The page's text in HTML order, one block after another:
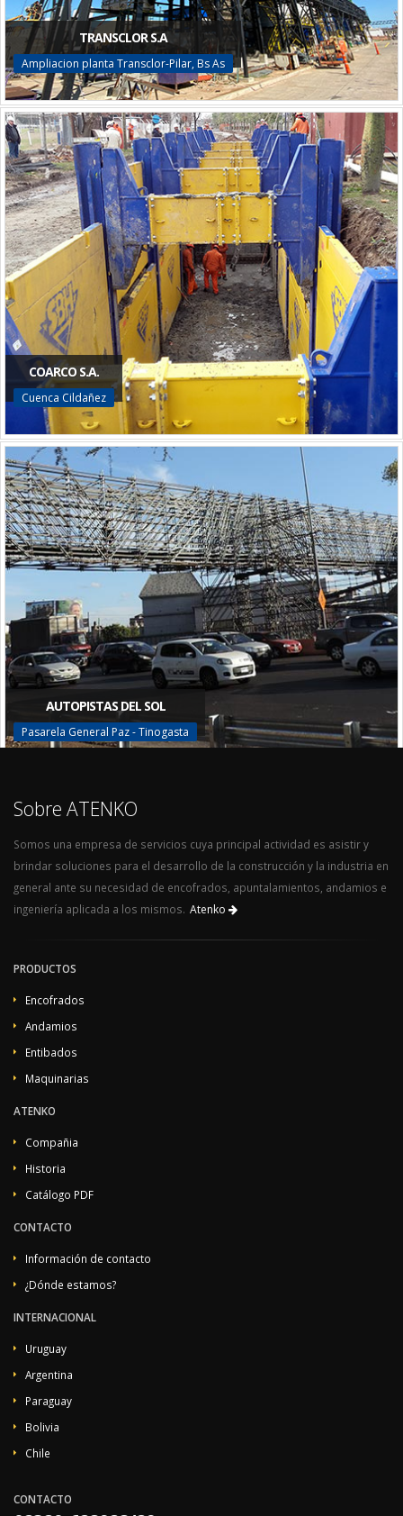
TRANSCLOR S.A
Ampliacion planta Transclor-Pilar, Bs As
COARCO S.A.
Cuenca Cildañez
AUTOPISTAS DEL SOL
Pasarela General Paz - Tinogasta
Sobre ATENKO
Somos una empresa de servicios cuya principal actividad es asistir y
brindar soluciones para el desarrollo de la construcción y la industria en
general ante su necesidad de encofrados, apuntalamientos, andamios e
ingeniería aplicada a los mismos. Atenko
PRODUCTOS
Encofrados
Andamios
Entibados
Maquinarias
ATENKO
Compañia
Historia
Catálogo PDF
CONTACTO
Información de contacto
¿Dónde estamos?
INTERNACIONAL
Uruguay
Argentina
Paraguay
Bolivia
Chile
CONTACTO